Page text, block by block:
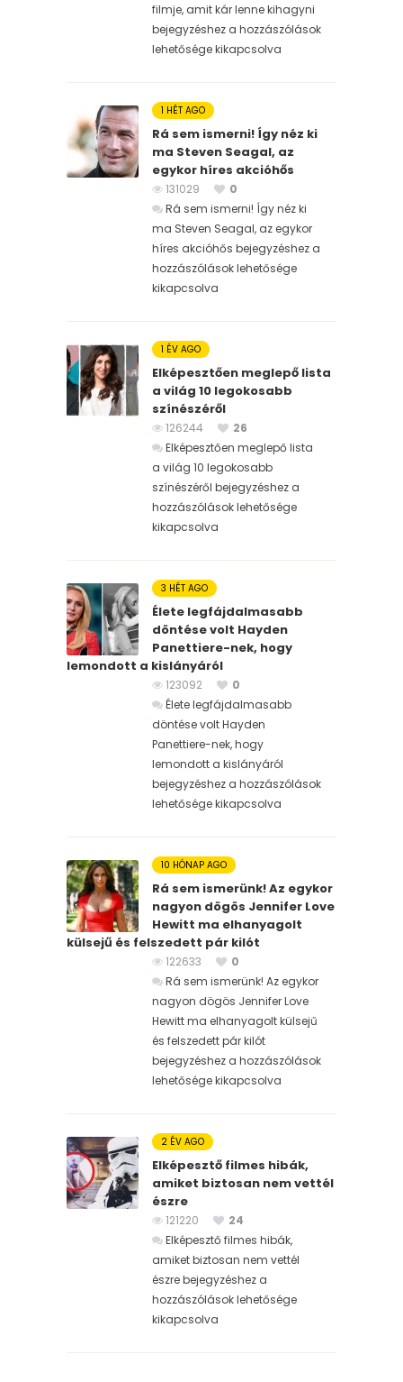
filmje, amit kár lenne kihagyni
bejegyzéshez a hozzászólások
lehetősége kikapcsolva
1 HÉT AGO
Rá sem ismerni! Így néz ki
ma Steven Seagal, az
egykor híres akcióhős
131029
0
Rá sem ismerni! Így néz ki
ma Steven Seagal, az egykor
híres akcióhős bejegyzéshez a
hozzászólások lehetősége
kikapcsolva
1 ÉV AGO
Elképesztően meglepő lista
a világ 10 legokosabb
színészéről
126244
26
Elképesztően meglepő lista
a világ 10 legokosabb
színészéről bejegyzéshez a
hozzászólások lehetősége
kikapcsolva
3 HÉT AGO
Élete legfájdalmasabb
döntése volt Hayden
Panettiere-nek, hogy
lemondott a kislányáról
123092
0
Élete legfájdalmasabb
döntése volt Hayden
Panettiere-nek, hogy
lemondott a kislányáról
bejegyzéshez a hozzászólások
lehetősége kikapcsolva
10 HÓNAP AGO
Rá sem ismerünk! Az egykor
nagyon dögös Jennifer Love
Hewitt ma elhanyagolt
külsejű és felszedett pár kilót
122633
0
Rá sem ismerünk! Az egykor
nagyon dögös Jennifer Love
Hewitt ma elhanyagolt külsejű
és felszedett pár kilót
bejegyzéshez a hozzászólások
lehetősége kikapcsolva
2 ÉV AGO
Elképesztő filmes hibák,
amiket biztosan nem vettél
észre
121220
24
Elképesztő filmes hibák,
amiket biztosan nem vettél
észre bejegyzéshez a
hozzászólások lehetősége
kikapcsolva